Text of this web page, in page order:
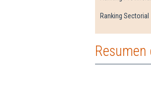
Ranking Sectorial
Resumen